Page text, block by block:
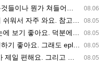
08.06
알아차리기 위함이지 저걸 전쟁준비라고 하…
08.05
포츠중계 정보 확인할 때 출처 꼭 체크해요.…
08.05
계 볼 때 공식 중계 채널 먼저 찾아봐요. …
08.05
때 공식 중계 채널 먼저 찾아봐요. 북마크…
08.05
계 정보 확인할 때 출처 꼭 체크해요. 앞…